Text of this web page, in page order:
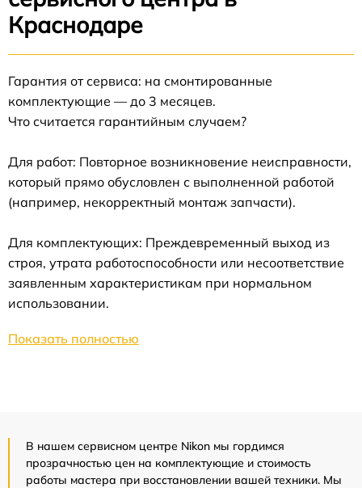
Краснодаре
Гарантия от сервиса: на смонтированные
комплектующие — до 3 месяцев.
Что считается гарантийным случаем?
Для работ: Повторное возникновение неисправности,
который прямо обусловлен с выполненной работой
(например, некорректный монтаж запчасти).
Для комплектующих: Преждевременный выход из
строя, утрата работоспособности или несоответствие
заявленным характеристикам при нормальном
использовании.
Показать полностью
В нашем сервисном центре Nikon мы гордимся
прозрачностью цен на комплектующие и стоимость
работы мастера при восстановлении вашей техники. Мы